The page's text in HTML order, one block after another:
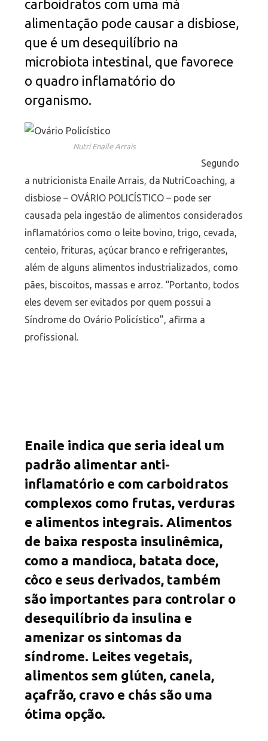
carboidratos com uma má
alimentação pode causar a disbiose,
que é um desequilíbrio na
microbiota intestinal, que favorece
o quadro inflamatório do
organismo.
Nutri Enaile Arrais
Segundo
a nutricionista Enaile Arrais, da NutriCoaching, a
disbiose – OVÁRIO POLICÍSTICO – pode ser
causada pela ingestão de alimentos considerados
inflamatórios como o leite bovino, trigo, cevada,
centeio, frituras, açúcar branco e refrigerantes,
além de alguns alimentos industrializados, como
pães, biscoitos, massas e arroz. “Portanto, todos
eles devem ser evitados por quem possui a
Síndrome do Ovário Policístico”, afirma a
profissional.
Enaile indica que seria ideal um
padrão alimentar anti-
inflamatório e com carboidratos
complexos como frutas, verduras
e alimentos integrais. Alimentos
de baixa resposta insulinêmica,
como a mandioca, batata doce,
côco e seus derivados, também
são importantes para controlar o
desequilíbrio da insulina e
amenizar os sintomas da
síndrome. Leites vegetais,
alimentos sem glúten, canela,
açafrão, cravo e chás são uma
ótima opção.